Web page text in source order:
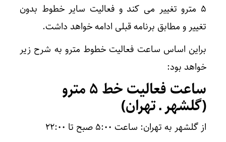
۵ مترو تغییر می کند و فعالیت سایر خطوط بدون
تغییر و مطابق برنامه قبلی ادامه خواهد داشت.
براین اساس ساعت فعالیت خطوط مترو به شرح زیر
خواهد بود:
ساعت فعالیت خط ۵ مترو
(گلشهر ـ تهران)
از گلشهر به تهران: ساعت ۵:۰۰ صبح تا ۲۲:۰۰